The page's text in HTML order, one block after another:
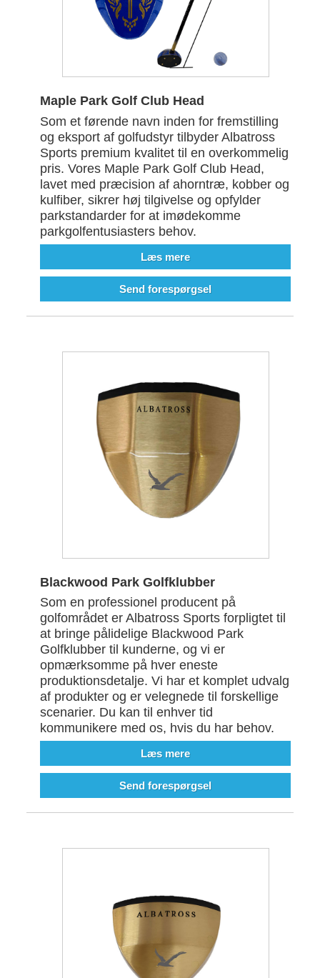
Maple Park Golf Club Head
Som et førende navn inden for fremstilling
og eksport af golfudstyr tilbyder Albatross
Sports premium kvalitet til en overkommelig
pris. Vores Maple Park Golf Club Head,
lavet med præcision af ahorntræ, kobber og
kulfiber, sikrer høj tilgivelse og opfylder
parkstandarder for at imødekomme
parkgolfentusiasters behov.
Læs mere
Send forespørgsel
Blackwood Park Golfklubber
Som en professionel producent på
golfområdet er Albatross Sports forpligtet til
at bringe pålidelige Blackwood Park
Golfklubber til kunderne, og vi er
opmærksomme på hver eneste
produktionsdetalje. Vi har et komplet udvalg
af produkter og er velegnede til forskellige
scenarier. Du kan til enhver tid
kommunikere med os, hvis du har behov.
Læs mere
Send forespørgsel